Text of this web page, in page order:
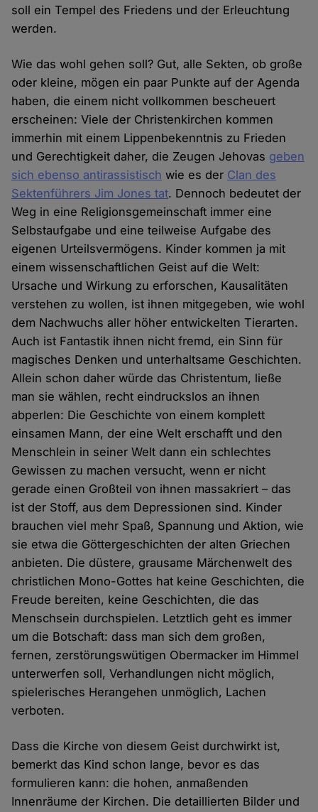
soll ein Tempel des Friedens und der Erleuchtung
werden.
Wie das wohl gehen soll? Gut, alle Sekten, ob große
oder kleine, mögen ein paar Punkte auf der Agenda
haben, die einem nicht vollkommen bescheuert
erscheinen: Viele der Christenkirchen kommen
immerhin mit einem Lippenbekenntnis zu Frieden
und Gerechtigkeit daher, die Zeugen Jehovas geben
sich ebenso antirassistisch wie es der Clan des
Sektenführers Jim Jones tat. Dennoch bedeutet der
Weg in eine Religionsgemeinschaft immer eine
Selbstaufgabe und eine teilweise Aufgabe des
eigenen Urteilsvermögens. Kinder kommen ja mit
einem wissenschaftlichen Geist auf die Welt:
Ursache und Wirkung zu erforschen, Kausalitäten
verstehen zu wollen, ist ihnen mitgegeben, wie wohl
dem Nachwuchs aller höher entwickelten Tierarten.
Auch ist Fantastik ihnen nicht fremd, ein Sinn für
magisches Denken und unterhaltsame Geschichten.
Allein schon daher würde das Christentum, ließe
man sie wählen, recht eindruckslos an ihnen
abperlen: Die Geschichte von einem komplett
einsamen Mann, der eine Welt erschafft und den
Menschlein in seiner Welt dann ein schlechtes
Gewissen zu machen versucht, wenn er nicht
gerade einen Großteil von ihnen massakriert – das
ist der Stoff, aus dem Depressionen sind. Kinder
brauchen viel mehr Spaß, Spannung und Aktion, wie
sie etwa die Göttergeschichten der alten Griechen
anbieten. Die düstere, grausame Märchenwelt des
christlichen Mono-Gottes hat keine Geschichten, die
Freude bereiten, keine Geschichten, die das
Menschsein durchspielen. Letztlich geht es immer
um die Botschaft: dass man sich dem großen,
fernen, zerstörungswütigen Obermacker im Himmel
unterwerfen soll, Verhandlungen nicht möglich,
spielerisches Herangehen unmöglich, Lachen
verboten.
Dass die Kirche von diesem Geist durchwirkt ist,
bemerkt das Kind schon lange, bevor es das
formulieren kann: die hohen, anmaßenden
Innenräume der Kirchen. Die detaillierten Bilder und